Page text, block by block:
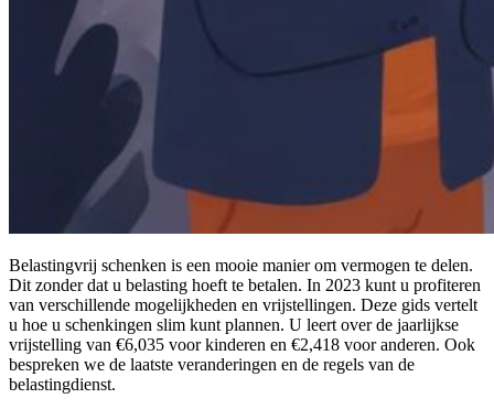
Belastingvrij schenken is een mooie manier om vermogen te delen.
Dit zonder dat u belasting hoeft te betalen. In 2023 kunt u profiteren
van verschillende mogelijkheden en vrijstellingen. Deze gids vertelt
u hoe u schenkingen slim kunt plannen. U leert over de jaarlijkse
vrijstelling van €6,035 voor kinderen en €2,418 voor anderen. Ook
bespreken we de laatste veranderingen en de regels van de
belastingdienst.